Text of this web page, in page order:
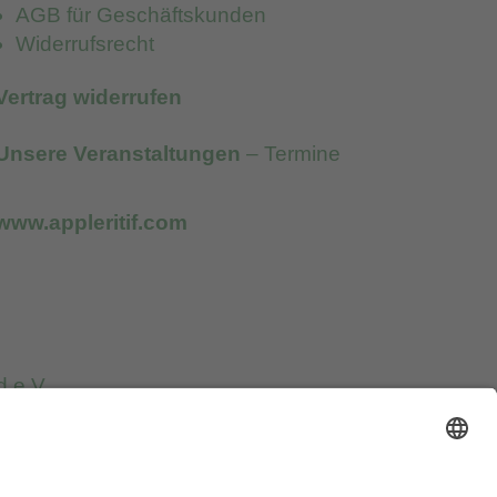
AGB für Geschäftskunden
Widerrufsrecht
widerrufen
Veranstaltungen – Termine